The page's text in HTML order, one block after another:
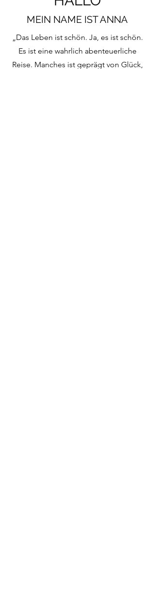
MEIN NAME IST ANNA
„Das Leben ist schön. Ja, es ist schön.
Es ist eine wahrlich abenteuerliche
Reise. Manches ist geprägt von Glück,